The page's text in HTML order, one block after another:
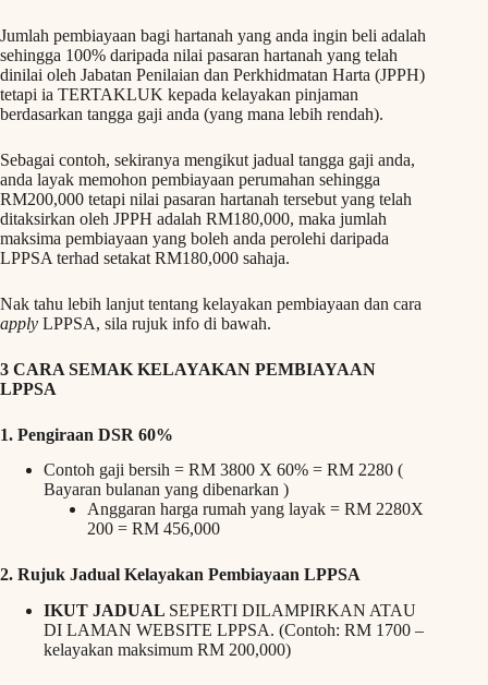
Jumlah pembiayaan bagi hartanah yang anda ingin beli adalah
sehingga 100% daripada nilai pasaran hartanah yang telah
dinilai oleh Jabatan Penilaian dan Perkhidmatan Harta (JPPH)
tetapi ia TERTAKLUK kepada kelayakan pinjaman
berdasarkan tangga gaji anda (yang mana lebih rendah).
Sebagai contoh, sekiranya mengikut jadual tangga gaji anda,
anda layak memohon pembiayaan perumahan sehingga
RM200,000 tetapi nilai pasaran hartanah tersebut yang telah
ditaksirkan oleh JPPH adalah RM180,000, maka jumlah
maksima pembiayaan yang boleh anda perolehi daripada
LPPSA terhad setakat RM180,000 sahaja.
Nak tahu lebih lanjut tentang kelayakan pembiayaan dan cara
apply LPPSA, sila rujuk info di bawah.
3 CARA SEMAK KELAYAKAN PEMBIAYAAN
LPPSA
1. Pengiraan DSR 60%
Contoh gaji bersih = RM 3800 X 60% = RM 2280 (
Bayaran bulanan yang dibenarkan )
Anggaran harga rumah yang layak = RM 2280X
200 = RM 456,000
2. Rujuk Jadual Kelayakan Pembiayaan LPPSA
IKUT JADUAL SEPERTI DILAMPIRKAN ATAU
DI LAMAN WEBSITE LPPSA. (Contoh: RM 1700 –
kelayakan maksimum RM 200,000)